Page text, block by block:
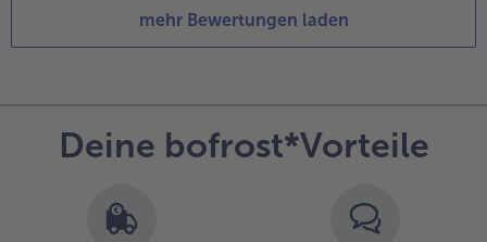
mehr Bewertungen laden
Deine bofrost*Vorteile